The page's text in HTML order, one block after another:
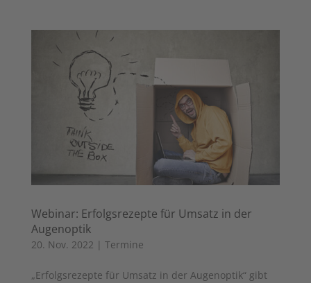
Webinar: Erfolgsrezepte für Umsatz in der
Augenoptik
20. Nov. 2022 | Termine
„Erfolgsrezepte für Umsatz in der Augenoptik“ gibt